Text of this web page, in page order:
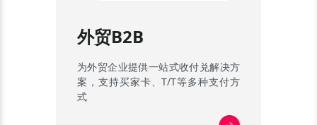
外贸B2B
为外贸企业提供一站式收付兑解决方
案，支持买家卡、T/T等多种支付方
式